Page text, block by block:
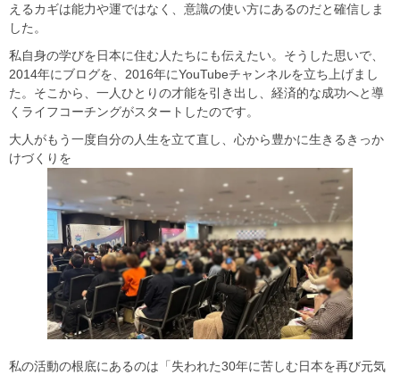
えるカギは能力や運ではなく、意識の使い方にあるのだと確信しま
した。
私自身の学びを日本に住む人たちにも伝えたい。そうした思いで、
2014年にブログを、2016年にYouTubeチャンネルを立ち上げまし
た。そこから、一人ひとりの才能を引き出し、経済的な成功へと導
くライフコーチングがスタートしたのです。​
大人がもう一度自分の人生を立て直し、心から豊かに生きるきっか
けづくりを​
​​私の活動の根底にあるのは「失われた30年に苦しむ日本を再び元気